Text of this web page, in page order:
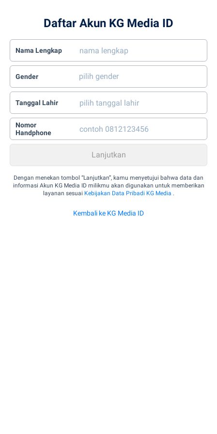
Daftar Akun KG Media ID
Nama Lengkap
Gender
Tanggal Lahir
Nomor
Handphone
Dengan menekan tombol “Lanjutkan”, kamu menyetujui bahwa data dan
informasi Akun KG Media ID milikmu akan digunakan untuk memberikan
layanan sesuai Kebijakan Data Pribadi KG Media .
Kembali ke KG Media ID